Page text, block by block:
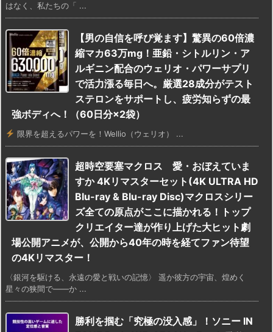
はなく、私たちの「 ...
【男の自信を呼び覚ます】驚異の60倍濃
縮マカ63万mg！亜鉛・シトルリン・ア
ルギニン配合のウェリオ・パワーサプリ
で活力漲る毎日へ。厳選28成分がテスト
ステロンをサポートし、疲労知らずの最
強ボディへ！（60日分×2袋）
限界を超えるパワーを！Wellio（ウェリオ） ...
超時空要塞マクロス 愛・おぼえていま
すか 4Kリマスターセット(4K ULTRA HD
Blu-ray & Blu-ray Disc)マクロスシリー
ズ全ての原点がここに描かれる！トップ
クリエイター達が作り上げた大ヒット劇
場公開アニメが、公開から40年の時を経てファン待望
の4Kリマスター！
〈銀河を駆ける、永遠の愛と戦いの記憶〉 遥か彼方の宇宙、煌めく
星々の狭間で――か ...
勝利を掴む「究極の没入感」！ソニー IN